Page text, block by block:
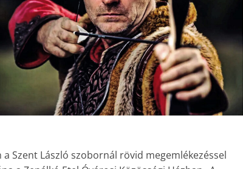
Szent László szobornál rövid megemlékezéssel